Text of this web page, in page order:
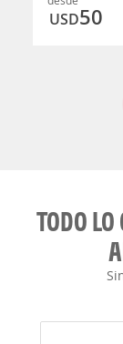
USD50
TODO